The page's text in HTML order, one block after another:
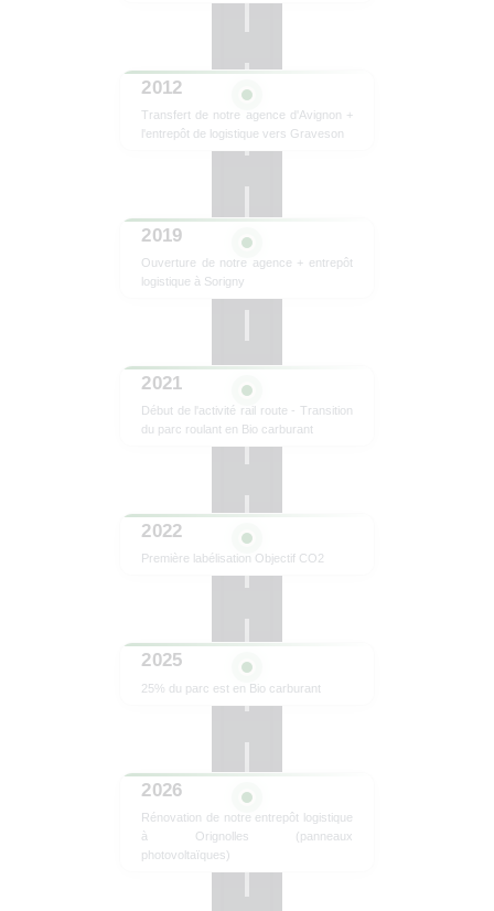
2012
Transfert de notre agence d'Avignon +
l'entrepôt de logistique vers Graveson
2019
Ouverture de notre agence + entrepôt
logistique à Sorigny
2021
Début de l'activité rail route - Transition
du parc roulant en Bio carburant
2022
Première labélisation Objectif CO2
2025
25% du parc est en Bio carburant
2026
Rénovation de notre entrepôt logistique
à Orignolles (panneaux
photovoltaïques)